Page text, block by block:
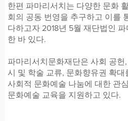
한편 파마리서치는 다양한 문화
회의 공동 번영을 추구하고 이를
다하고자 2018년 5월 재단법인
한 바 있다.
파마리서치문화재단은 사회 공헌
시 및 학술 교류, 문화향유권 확
사회적 문화예술 나눔에 대한 관
문화예술 교육을 지원하고 있다.